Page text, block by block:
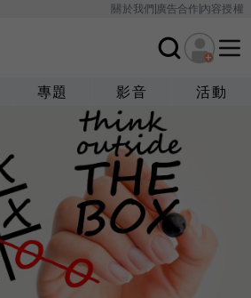
關於我們廣告合作內容授權
專題 影音 活動